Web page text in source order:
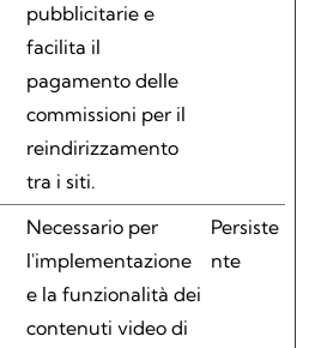
pubblicitarie e
facilita il
pagamento delle
commissioni per il
reindirizzamento
tra i siti.
Necessario per
l'implementazione
e la funzionalità dei
contenuti video di
Persiste
nte